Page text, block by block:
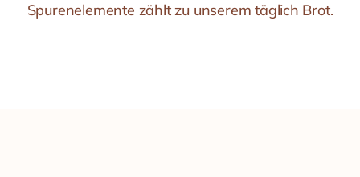
Spurenelemente zählt zu unserem täglich Brot.